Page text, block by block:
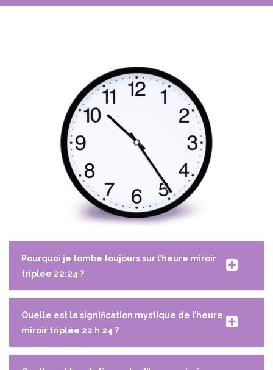
Pourquoi je tombe toujours sur l’heure miroir
triplée 22:24 ?
Quelle est la signification mystique de l’heure
miroir triplée 22 h 24 ?